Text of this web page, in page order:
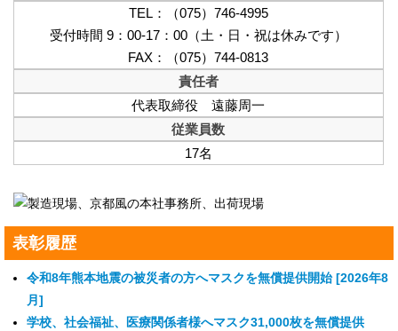
TEL：（075）746-4995
受付時間 9：00-17：00（土・日・祝は休みです）
FAX：（075）744-0813
責任者
代表取締役 遠藤周一
従業員数
17名
表彰履歴
令和8年熊本地震の被災者の方へマスクを無償提供開始 [2026年8
月]
学校、社会福祉、医療関係者様へマスク31,000枚を無償提供